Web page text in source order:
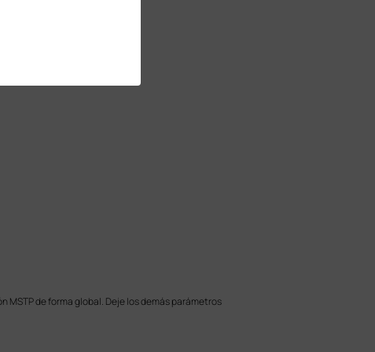
MSTP de forma global. Deje los demás parámetros